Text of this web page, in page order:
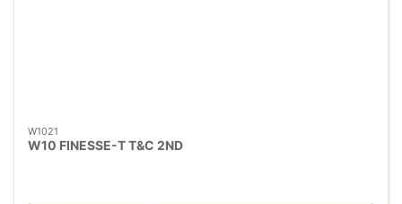
W1021
W10 FINESSE-T T&C 2ND